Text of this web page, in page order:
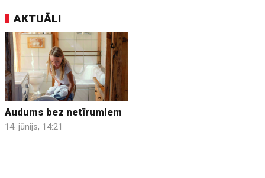
AKTUĀLI
Audums bez netīrumiem
14. jūnijs, 14:21